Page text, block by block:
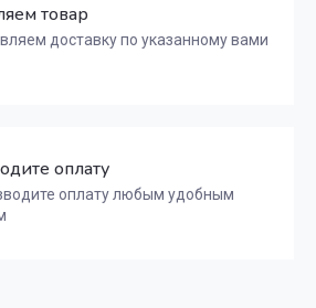
товар
доставку по указанному вами
оплату
оплату любым удобным